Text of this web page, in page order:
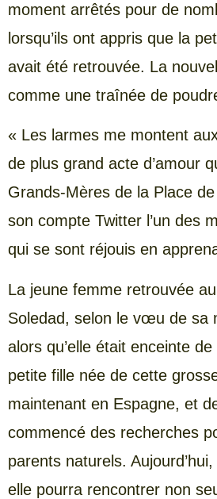
moment arrêtés pour de
lorsqu’ils ont appris que la
avait été retrouvée. La
comme une traînée de
« Les larmes me montent
de plus grand acte d’amour
Grands-Mères de la Place
son compte Twitter l’un des
qui se sont réjouis en
La jeune femme retrouvée
Soledad, selon le vœu de sa
alors qu’elle était enceinte
petite fille née de cette
maintenant en Espagne, et
commencé des recherches
parents naturels.
elle pourra rencontrer non